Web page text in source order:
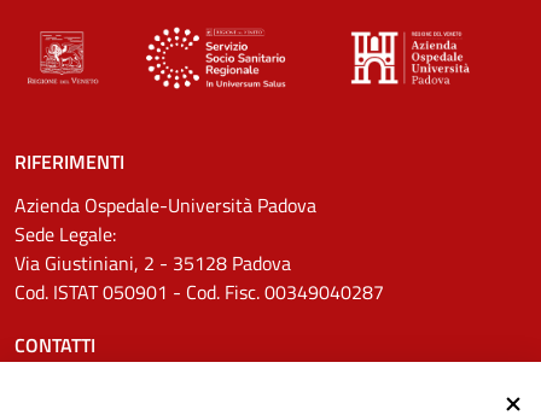
RIFERIMENTI
Azienda Ospedale-Università Padova
Sede Legale:
Via Giustiniani, 2 - 35128 Padova
Cod. ISTAT 050901 - Cod. Fisc. 00349040287
CONTATTI